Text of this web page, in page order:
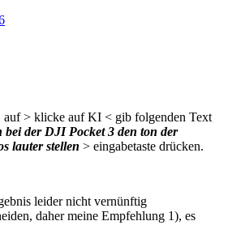
> klicke auf KI < gib folgenden Text
bei der DJI Pocket 3 den ton der
lauter stellen > eingabetaste drücken.
leider nicht vernünftig
daher meine Empfehlung 1), es